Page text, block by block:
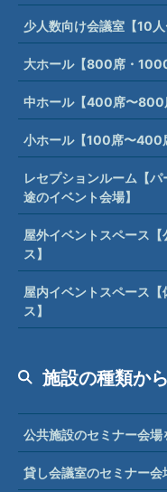
少人数向け会議室【10
大ホール【800席・
中ホール【400席〜800
小ホール【100席〜400
レセプションルーム【
途のイベント会場】
屋外イベントスペース
ス】
屋内イベントスペース
ス】
施設の種類か
公共施設のセミナー会場
貸し会議室のセミナー会